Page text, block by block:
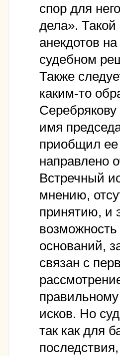
спор для
дела».
анекдотов
судебном
Также
каким-то
имя
приобщил ее
направлено
Встречный
мнению,
принятию, и
оснований,
связан с
исков. Но
так как для